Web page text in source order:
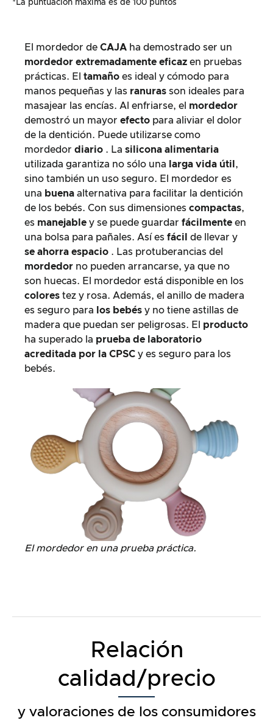
*La puntuación máxima es de 100 puntos
El mordedor de CAJA ha demostrado ser un
mordedor extremadamente eficaz en pruebas
prácticas. El tamaño es ideal y cómodo para
manos pequeñas y las ranuras son ideales para
masajear las encías. Al enfriarse, el mordedor
demostró un mayor efecto para aliviar el dolor
de la dentición. Puede utilizarse como
mordedor diario . La silicona alimentaria
utilizada garantiza no sólo una
larga vida útil ,
sino también un uso seguro. El mordedor es
una buena alternativa para facilitar la dentición
de los bebés. Con sus dimensiones compactas,
es manejable y se puede guardar fácilmente en
una bolsa para pañales. Así es fácil de llevar y
se ahorra espacio . Las protuberancias del
mordedor no pueden arrancarse, ya que no
son huecas. El mordedor está disponible en los
colores tez y rosa. Además, el anillo de madera
es seguro para
los bebés y no tiene astillas de
madera que puedan ser peligrosas. El producto
ha superado la prueba de laboratorio
acreditada por la CPSC y es seguro para los
bebés.
El mordedor en una prueba práctica.
Relación
calidad/precio
y valoraciones de los consumidores